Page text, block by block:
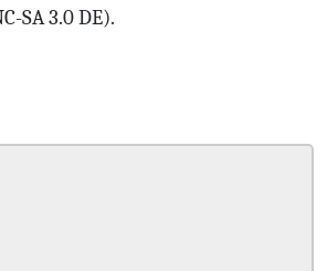
SA 3.0 DE).